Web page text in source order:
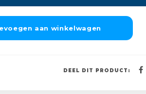
aan winkelwagen
DEEL DIT PRODUCT: